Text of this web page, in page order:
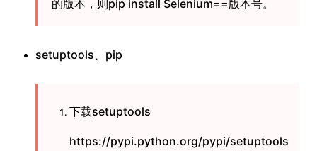
的版本，则pip install Selenium==版本号。
setuptools、pip
下载setuptools
https://pypi.python.org/pypi/setuptools